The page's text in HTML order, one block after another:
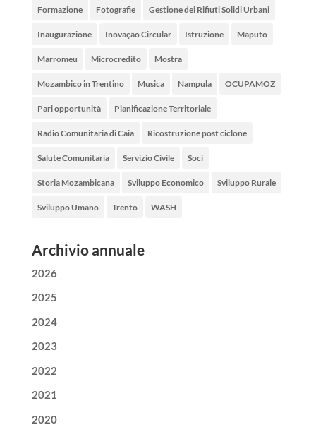
Formazione Fotografie Gestione dei Rifiuti Solidi Urbani
Inaugurazione Inovação Circular Istruzione Maputo
Marromeu Microcredito Mostra
Mozambico in Trentino Musica Nampula OCUPAMOZ
Pari opportunità Pianificazione Territoriale
Radio Comunitaria di Caia Ricostruzione post ciclone
Salute Comunitaria Servizio Civile Soci
Storia Mozambicana Sviluppo Economico Sviluppo Rurale
Sviluppo Umano Trento WASH
Archivio annuale
2026
2025
2024
2023
2022
2021
2020